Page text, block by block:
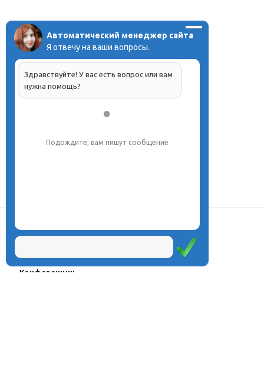
Проекты
Олимпиады
Конферeнции
Автоматический менеджер сайта
Я отвечу на ваши вопросы.
Здравствуйте! У вас есть вопрос или вам
нужна помощь?
Подождите, вам пишут сообщение